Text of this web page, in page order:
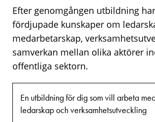
Efter genomgången utbildning
fördjupade kunskaper om
medarbetarskap,
samverkan mellan olika aktörer
offentliga sektorn.
En utbildning för dig som vill arbeta
ledarskap och verksamhetsutveckling